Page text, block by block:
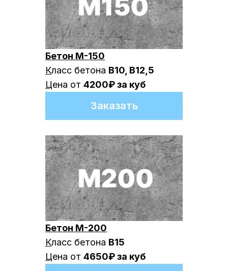
Бетон М-150
Класс бетона B10, B12,5
Цена от 4200₽ за куб
Заказать
Бетон М-200
Класс бетона B15
Цена от 4650₽ за куб